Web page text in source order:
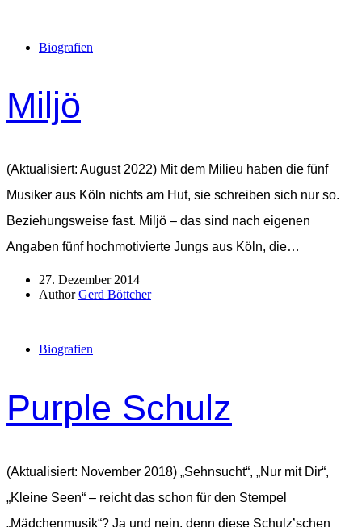
Biografien
Miljö
(Aktualisiert: August 2022) Mit dem Milieu haben die fünf
Musiker aus Köln nichts am Hut, sie schreiben sich nur so.
Beziehungsweise fast. Miljö – das sind nach eigenen
Angaben fünf hochmotivierte Jungs aus Köln, die…
27. Dezember 2014
AuthorGerd Böttcher
Biografien
Purple Schulz
(Aktualisiert: November 2018) „Sehnsucht“, „Nur mit Dir“,
„Kleine Seen“ – reicht das schon für den Stempel
„Mädchenmusik“? Ja und nein, denn diese Schulz’schen